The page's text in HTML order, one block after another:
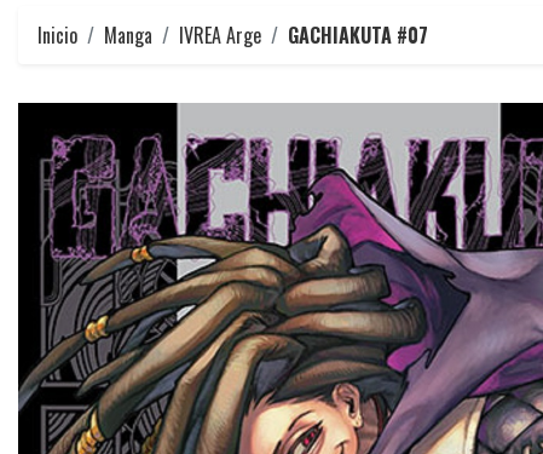
Inicio Manga IVREA Arge GACHIAKUTA #07